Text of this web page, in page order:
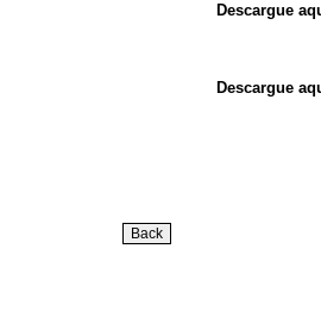
Descargue
Descargue